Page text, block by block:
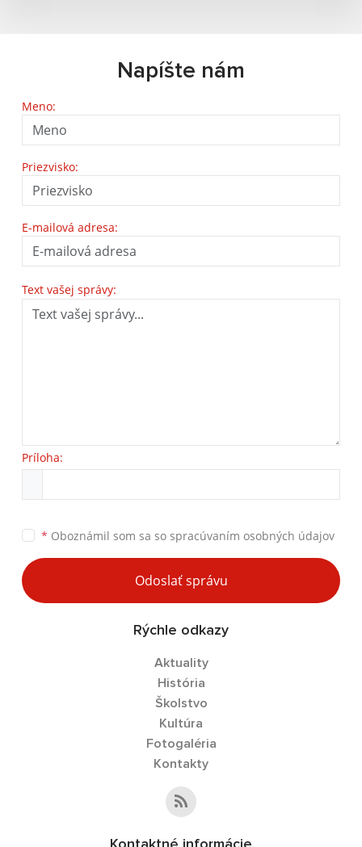
Napíšte nám
Meno:
Priezvisko:
E-mailová adresa:
Text vašej správy:
Príloha:
* Oboznámil som sa so spracúvaním osobných údajov
Odoslať správu
Rýchle odkazy
Aktuality
História
Školstvo
Kultúra
Fotogaléria
Kontakty